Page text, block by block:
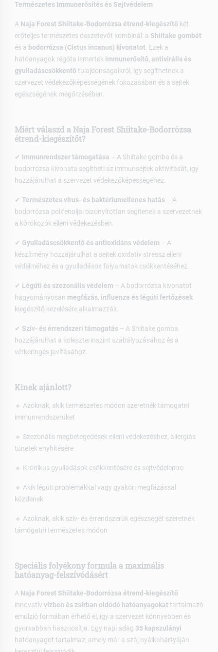
Természetes Immunerősítés és Sejtvédelem
A Naja Forest Shiitake-Bodorrózsa étrend-kiegészítő két
erőteljes természetes összetevőt kombinál: a Shiitake gombát
és a bodorrózsa (Cistus incanus) kivonatot. Ezek a
hatóanyagok régóta ismertek immunerősítő, antivirális és
gyulladáscsökkentő tulajdonságaikról, így segíthetnek a
szervezet védekezőképességének fokozásában és a sejtek
egészségének megőrzésében.
Miért válaszd a Naja Forest Shiitake-Bodorrózsa
étrend-kiegészítőt?
✔ Immunrendszer támogatása – A Shiitake gomba és a
bodorrózsa kivonata segítheti az immunsejtek aktivitását, így
hozzájárulhat a szervezet védekezőképességéhez.
✔ Természetes vírus- és baktériumellenes hatás – A
bodorrózsa polifenoljai bizonyítottan segítenek a szervezetnek
a kórokozók elleni védekezésben.
✔ Gyulladáscsökkentő és antioxidáns védelem – A
készítmény hozzájárulhat a sejtek oxidatív stressz elleni
védelméhez és a gyulladásos folyamatok csökkentéséhez.
✔ Légúti és szezonális védelem – A bodorrózsa kivonatot
hagyományosan megfázás, influenza és légúti fertőzések
kiegészítő kezelésére alkalmazzák.
✔ Szív- és érrendszeri támogatás – A Shiitake gomba
hozzájárulhat a koleszterinszint szabályozásához és a
vérkeringés javításához.
Kinek ajánlott?
🔹 Azoknak, akik természetes módon szeretnék támogatni
immunrendszerüket
🔹 Szezonális megbetegedések elleni védekezéshez, allergiás
tünetek enyhítésére
🔹 Krónikus gyulladások csökkentésére és sejtvédelemre
🔹 Akik légúti problémákkal vagy gyakori megfázással
küzdenek
🔹 Azoknak, akik szív- és érrendszerük egészségét szeretnék
támogatni természetes módon
Speciális folyékony formula a maximális
hatóanyag-felszívódásért
A Naja Forest Shiitake-Bodorrózsa étrend-kiegészítő
innovatív vízben és zsírban oldódó hatóanyagokat tartalmazó
emulzió formában érhető el, így a szervezet könnyebben és
gyorsabban hasznosítja. Egy napi adag 35 kapszulányi
hatóanyagot tartalmaz, amely már a száj nyálkahártyáján